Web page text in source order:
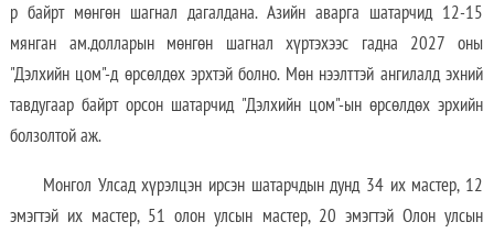
р байрт мөнгөн шагнал дагалдана. Азийн аварга шатарчид 12-15
мянган ам.долларын мөнгөн шагнал хүртэхээс гадна 2027 оны
"Дэлхийн цом"-д өрсөлдөх эрхтэй болно. Мөн нээлттэй ангилалд эхний
тавдугаар байрт орсон шатарчид "Дэлхийн цом"-ын өрсөлдөх эрхийн
болзолтой аж.
Монгол Улсад хүрэлцэн ирсэн шатарчдын дунд 34 их мастер, 12
эмэгтэй их мастер, 51 олон улсын мастер, 20 эмэгтэй Олон улсын